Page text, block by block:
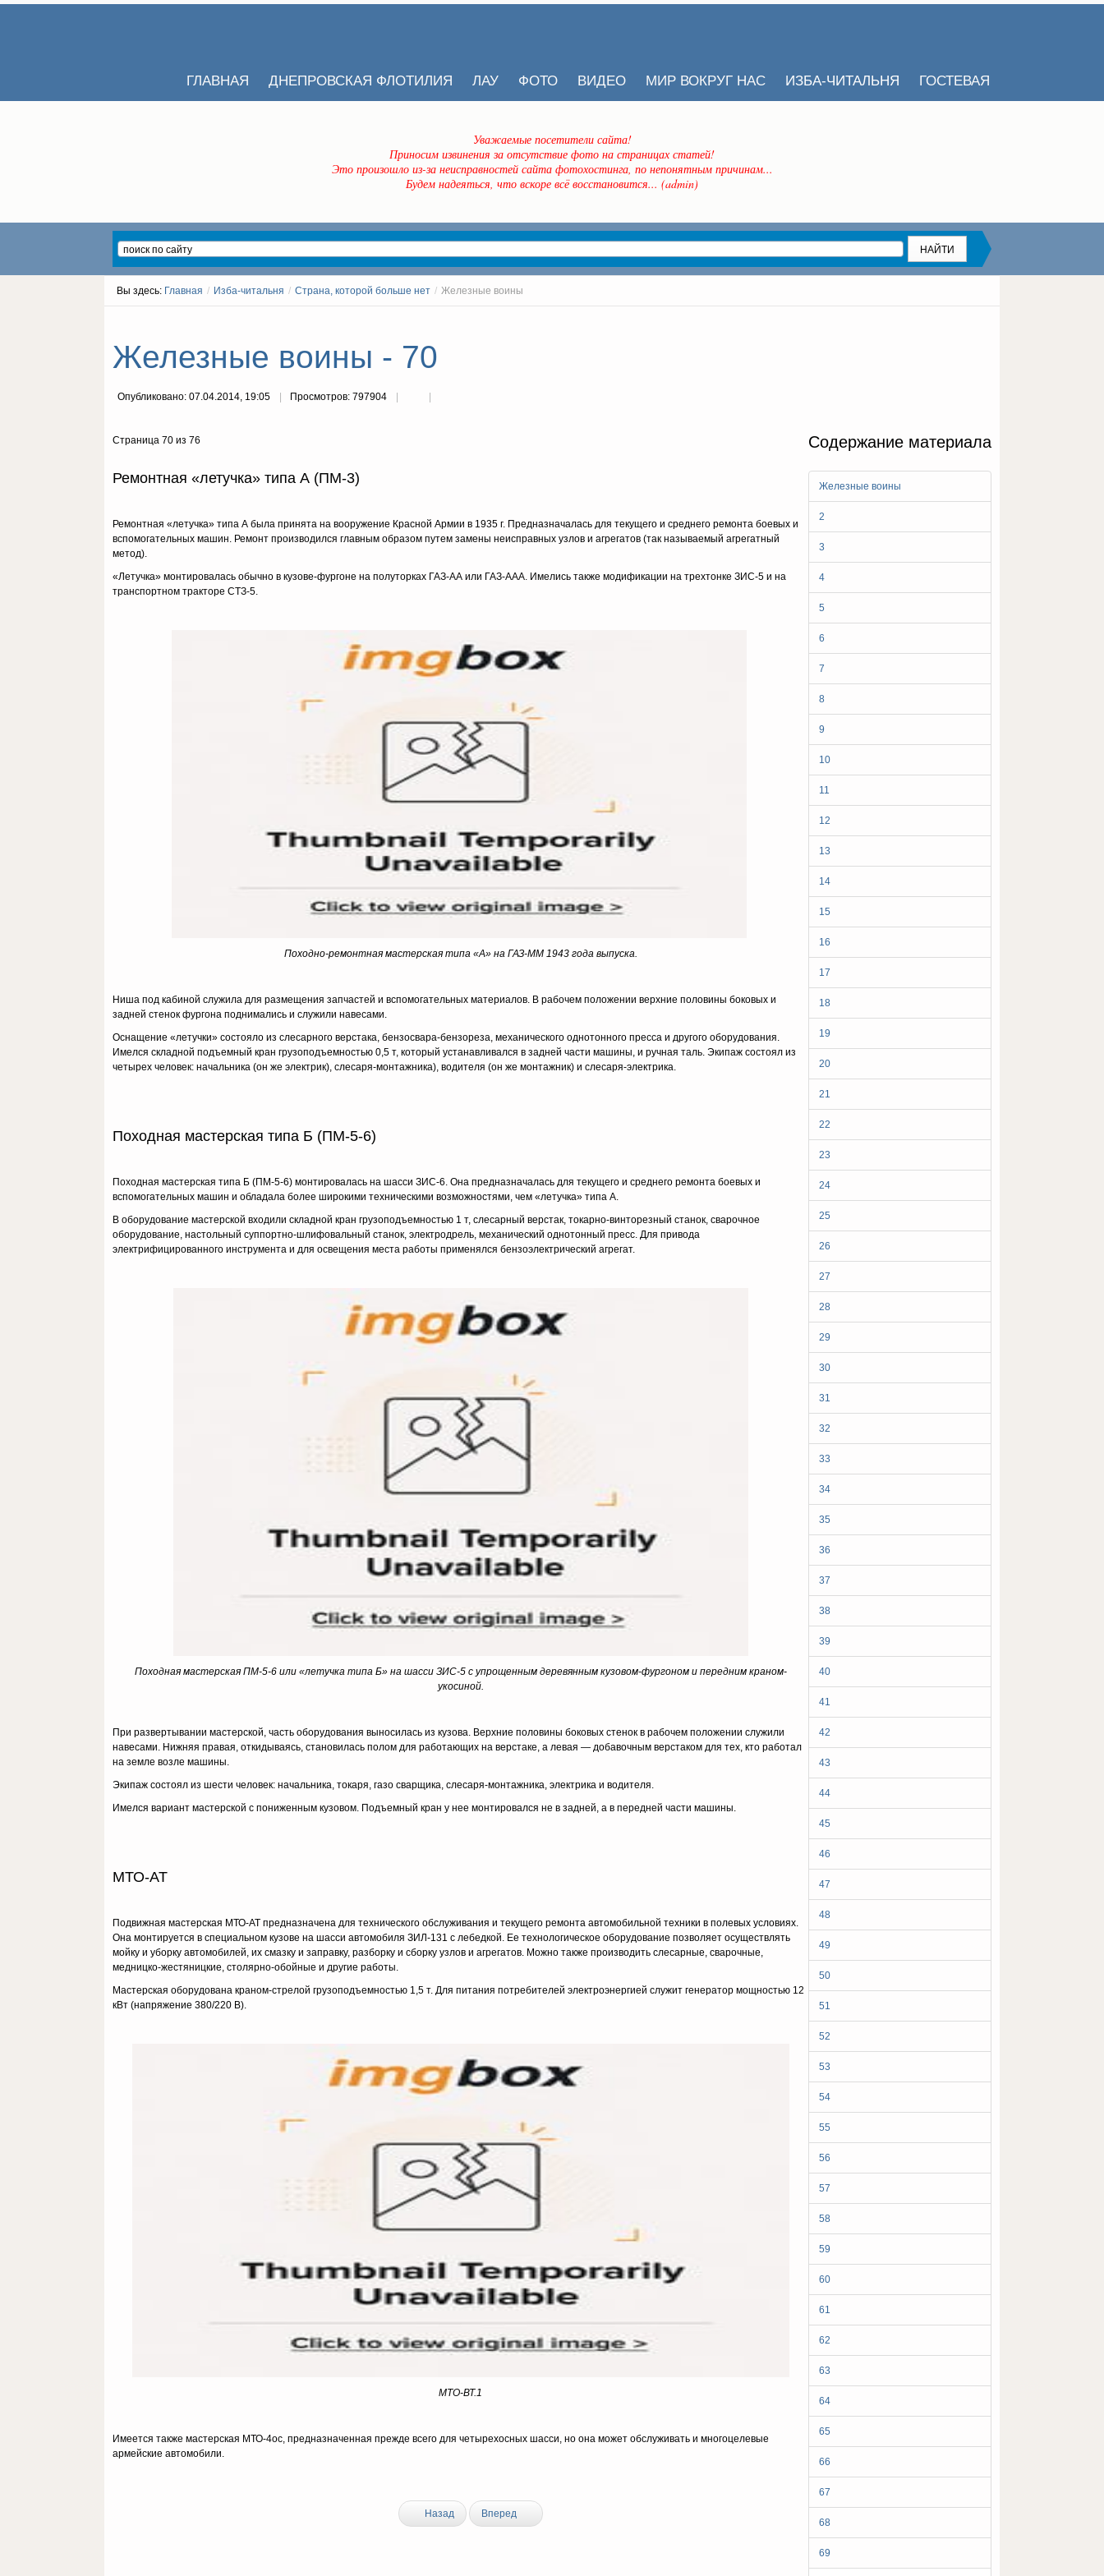
ГЛАВНАЯ ДНЕПРОВСКАЯ ФЛОТИЛИЯ ЛАУ ФОТО ВИДЕО МИР ВОКРУГ НАС ИЗБА-ЧИТАЛЬНЯ ГОСТЕВАЯ
Уважаемые посетители сайта!
Приносим извинения за отсутствие фото на страницах статей!
Это произошло из-за неисправностей сайта фотохостинга, по непонятным причинам...
Будем надеяться, что вскоре всё восстановится... (admin)
Вы здесь: Главная / Изба-читальня / Страна, которой больше нет / Железные воины
Железные воины - 70
Опубликовано: 07.04.2014, 19:05 Просмотров: 797904
Содержание материала
Железные воины
2
3
4
5
6
7
8
9
10
11
12
13
14
15
16
17
18
19
20
21
22
23
24
25
26
27
28
29
30
31
32
33
34
35
36
37
38
39
40
41
42
43
44
45
46
47
48
49
50
51
52
53
54
55
56
57
58
59
60
61
62
63
64
65
66
67
68
69
Страница 70 из 76
Ремонтная «летучка» типа А (ПМ-3)
Ремонтная «летучка» типа А была принята на вооружение Красной Армии в 1935 г. Предназначалась для текущего и среднего ремонта боевых и
вспомогательных машин. Ремонт производился главным образом путем замены неисправных узлов и агрегатов (так называемый агрегатный
метод).
«Летучка» монтировалась обычно в кузове-фургоне на полуторках ГАЗ-АА или ГАЗ-ААА. Имелись также модификации на трехтонке ЗИС-5 и на
транспортном тракторе СТЗ-5.
Походно-ремонтная мастерская типа «А» на ГАЗ-ММ 1943 года выпуска.
Ниша под кабиной служила для размещения запчастей и вспомогательных материалов. В рабочем положении верхние половины боковых и
задней стенок фургона поднимались и служили навесами.
Оснащение «летучки» состояло из слесарного верстака, бензосвара-бензореза, механического однотонного пресса и другого оборудования.
Имелся складной подъемный кран грузоподъемностью 0,5 т, который устанавливался в задней части машины, и ручная таль. Экипаж состоял из
четырех человек: начальника (он же электрик), слесаря-монтажника), водителя (он же монтажник) и слесаря-электрика.
Походная мастерская типа Б (ПМ-5-6)
Походная мастерская типа Б (ПМ-5-6) монтировалась на шасси ЗИС-6. Она предназначалась для текущего и среднего ремонта боевых и
вспомогательных машин и обладала более широкими техническими возможностями, чем «летучка» типа А.
В оборудование мастерской входили складной кран грузоподъемностью 1 т, слесарный верстак, токарно-винторезный станок, сварочное
оборудование, настольный суппортно-шлифовальный станок, электродрель, механический однотонный пресс. Для привода
электрифицированного инструмента и для освещения места работы применялся бензоэлектрический агрегат.
Походная мастерская ПМ-5-6 или «летучка типа Б» на шасси ЗИС-5 с упрощенным деревянным кузовом-фургоном и передним краном-
укосиной.
При развертывании мастерской, часть оборудования выносилась из кузова. Верхние половины боковых стенок в рабочем положении служили
навесами. Нижняя правая, откидываясь, становилась полом для работающих на верстаке, а левая — добавочным верстаком для тех, кто работал
на земле возле машины.
Экипаж состоял из шести человек: начальника, токаря, газо сварщика, слесаря-монтажника, электрика и водителя.
Имелся вариант мастерской с пониженным кузовом. Подъемный кран у нее монтировался не в задней, а в передней части машины.
МТО-АТ
Подвижная мастерская МТО-АТ предназначена для технического обслуживания и текущего ремонта автомобильной техники в полевых условиях.
Она монтируется в специальном кузове на шасси автомобиля ЗИЛ-131 с лебедкой. Ее технологическое оборудование позволяет осуществлять
мойку и уборку автомобилей, их смазку и заправку, разборку и сборку узлов и агрегатов. Можно также производить слесарные, сварочные,
медницко-жестяницкие, столярно-обойные и другие работы.
Мастерская оборудована краном-стрелой грузоподъемностью 1,5 т. Для питания потребителей электроэнергией служит генератор мощностью 12
кВт (напряжение 380/220 В).
МТО-ВТ.1
Имеется также мастерская МТО-4ос, предназначенная прежде всего для четырехосных шасси, но она может обслуживать и многоцелевые
армейские автомобили.
Назад Вперед